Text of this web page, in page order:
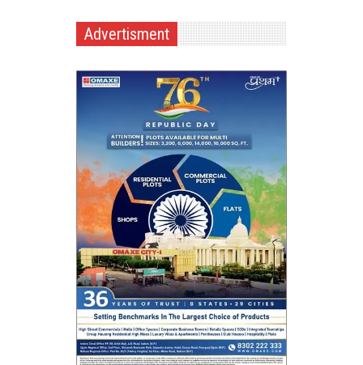
Advertisment